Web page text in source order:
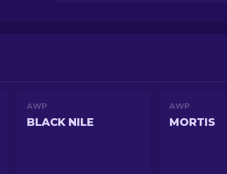
AWP
BLACK NILE
AWP
MORTIS